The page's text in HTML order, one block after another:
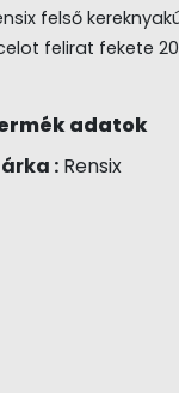
felső
felirat fekete
adatok
:Rensix